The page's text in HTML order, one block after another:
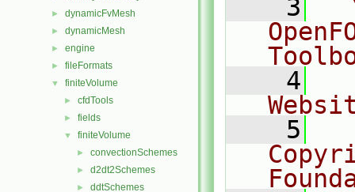
► dynamicFvMesh
► dynamicMesh
► engine
► fileFormats
▼ finiteVolume
► cfdTools
► fields
▼ finiteVolume
► convectionSchemes
► d2dt2Schemes
► ddtSchemes
    3
    4
    5